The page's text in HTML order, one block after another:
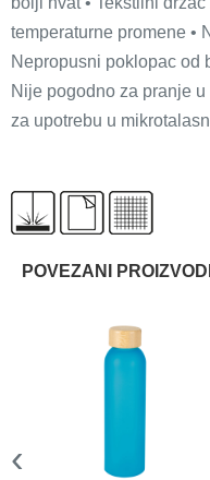
temperaturne promene •
Nepropusni poklopac od
Nije pogodno za pranje
za upotrebu u
POVEZANI PROIZVODI
‹